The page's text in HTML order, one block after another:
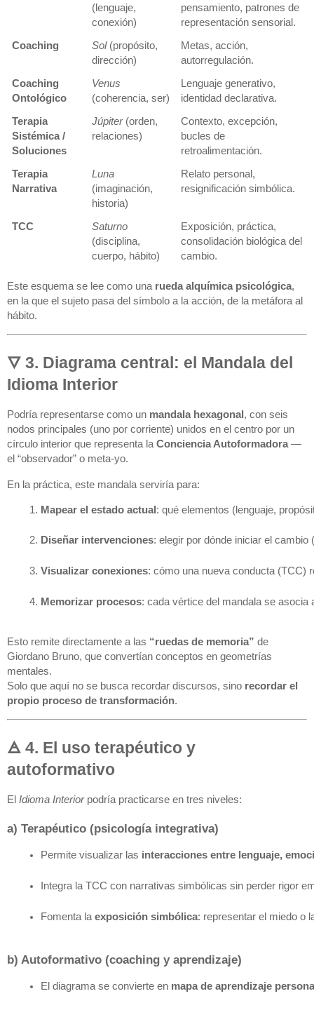
(lenguaje,
conexión)
pensamiento, patrones de
representación sensorial.
Coaching Sol(propósito,
dirección)
Metas, acción,
autorregulación.
Coaching
Ontológico
Venus
(coherencia, ser)
Lenguaje generativo,
identidad declarativa.
Terapia
Sistémica /
Soluciones
Júpiter(orden,
relaciones)
Contexto, excepción,
bucles de
retroalimentación.
Terapia
Narrativa
Luna
(imaginación,
historia)
Relato personal,
resignificación simbólica.
TCC
Saturno
(disciplina,
cuerpo, hábito)
Exposición, práctica,
consolidación biológica del
cambio.
Este esquema se lee como una rueda alquímica psicológica,
en la que el sujeto pasa del símbolo a la acción, de la metáfora al
hábito.
🜄 3. Diagrama central: el Mandala del
Idioma Interior
Podría representarse como un mandala hexagonal, con seis
nodos principales (uno por corriente) unidos en el centro por un
círculo interior que representa la Conciencia Autoformadora —
el “observador” o meta-yo.
En la práctica, este mandala serviría para:
Mapear el estado actual: qué elementos (lenguaje,
Diseñar intervenciones: elegir por dónde iniciar el
Visualizar conexiones: cómo una nueva conducta (TCC)
Memorizar procesos: cada vértice del mandala se
Esto remite directamente a las “ruedas de memoria” de
Giordano Bruno, que convertían conceptos en geometrías
mentales.
Solo que aquí no se busca recordar discursos, sino recordar el
propio proceso de transformación.
🜁 4. El uso terapéutico y
autoformativo
El Idioma Interiorpodría practicarse en tres niveles:
a) Terapéutico (psicología integrativa)
Permite visualizar las interacciones entre lenguaje,
Integra la TCC con narrativas simbólicas sin perder rigor
Fomenta la exposición simbólica: representar el miedo o
b) Autoformativo (coaching y aprendizaje)
El diagrama se convierte en mapa de aprendizaje